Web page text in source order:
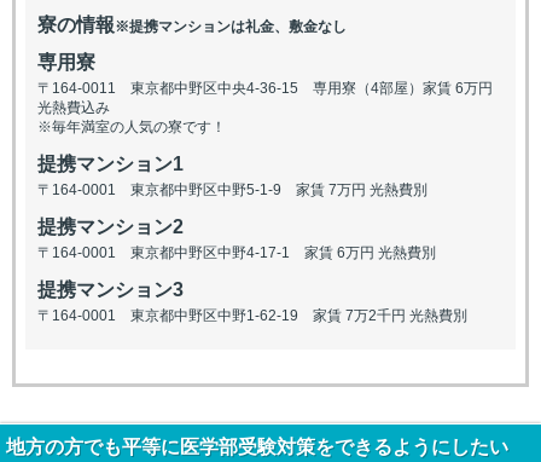
寮の情報※提携マンションは礼金、敷金なし
専用寮
〒164-0011 東京都中野区中央4-36-15 専用寮（4部屋）家賃 6万円
光熱費込み
※毎年満室の人気の寮です！
提携マンション1
〒164-0001 東京都中野区中野5-1-9 家賃 7万円 光熱費別
提携マンション2
〒164-0001 東京都中野区中野4-17-1 家賃 6万円 光熱費別
提携マンション3
〒164-0001 東京都中野区中野1-62-19 家賃 7万2千円 光熱費別
地方の方でも平等に医学部受験対策をできるようにしたい